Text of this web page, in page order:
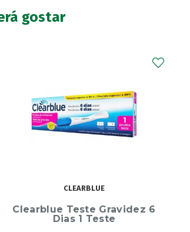
gostar
ILGESIN
Ilgesin 200 mg 20
comprimidos revestidos